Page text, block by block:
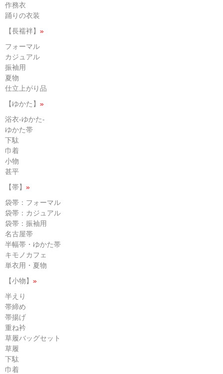
作務衣
踊りの衣装
【長襦袢】 »
フォーマル
カジュアル
振袖用
夏物
仕立上がり品
【ゆかた】 »
浴衣-ゆかた-
ゆかた帯
下駄
巾着
小物
甚平
【帯】 »
袋帯：フォーマル
袋帯：カジュアル
袋帯：振袖用
名古屋帯
半幅帯・ゆかた帯
キモノカフェ
単衣用・夏物
【小物】 »
半えり
帯締め
帯揚げ
重ね衿
草履バッグセット
草履
下駄
巾着